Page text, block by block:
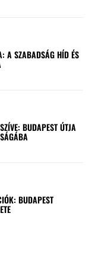
A SZABADSÁG HÍD ÉS
BUDAPEST ÚTJA
BUDAPEST